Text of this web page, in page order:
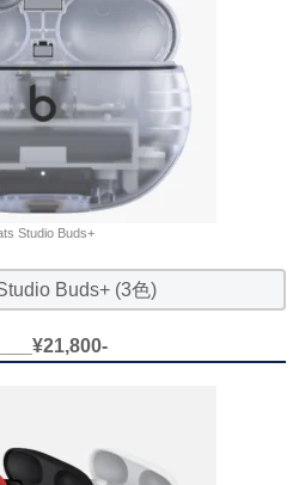
Studio Buds+
Buds+ (3色)